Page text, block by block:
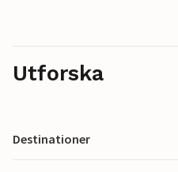
Utforska
Destinationer